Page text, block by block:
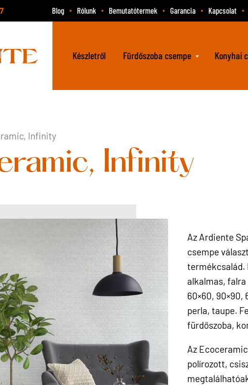
Blog Rólunk Bemutatótermek Garancia Kapcsolat
Készletről Fürdőszoba csempe Konyhai
Infinity
Infinity
Az Ardiente
csempe
termékcsalád.
alkalmas,
60×60, 90×90,
perla, taupe.
fürdőszoba,
Az
polírozott,